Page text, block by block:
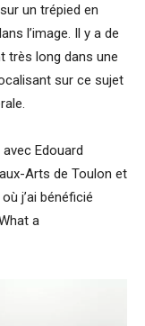
un trépied en
l’image. Il y a de
très long dans une
sur ce sujet
Edouard
Arts de Toulon et
j’ai bénéficié
a